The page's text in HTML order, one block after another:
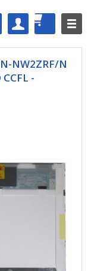
NW2ZRF/N
-